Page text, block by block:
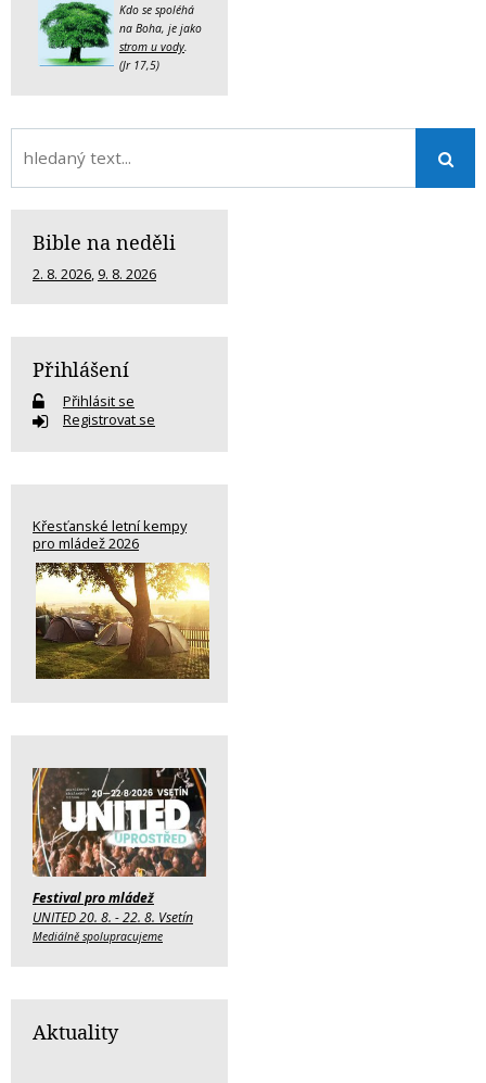
Kdo se spoléhá
na Boha, je jako
strom u vody.
(Jr 17,5)
Bible na neděli
2. 8. 2026, 9. 8. 2026
Přihlášení
Přihlásit se
Registrovat se
Křesťanské letní kempy
pro mládež 2026
Festival pro mládež
UNITED 20. 8. - 22. 8. Vsetín
Mediálně spolupracujeme
Aktuality